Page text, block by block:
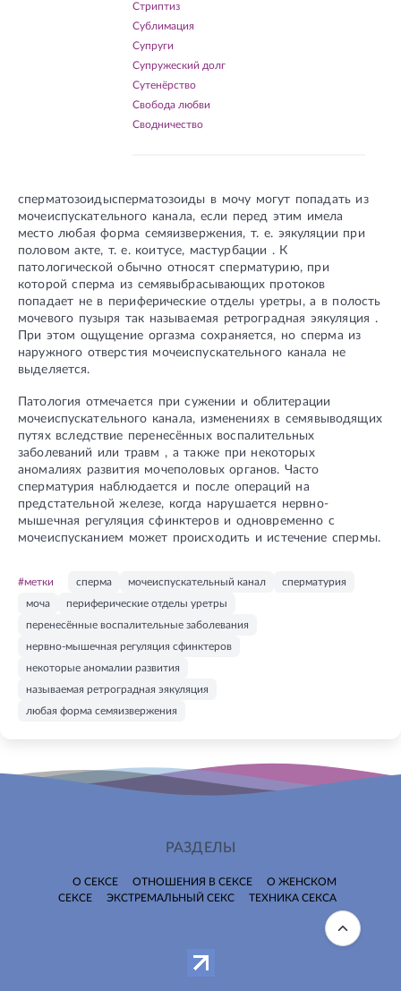
Стриптиз
Сублимация
Супруги
Супружеский долг
Сутенёрство
Свобода любви
Сводничество
сперматозоидысперматозоиды в мочу могут попадать из
мочеиспускательного канала, если перед этим имела
место любая форма семяизвержения, т. е. эякуляции при
половом акте, т. е. коитусе, мастурбации . К
патологической обычно относят сперматурию, при
которой сперма из семявыбрасывающих протоков
попадает не в периферические отделы уретры, а в полость
мочевого пузыря так называемая ретроградная эякуляция .
При этом ощущение оргазма сохраняется, но сперма из
наружного отверстия мочеиспускательного канала не
выделяется.
Патология отмечается при сужении и облитерации
мочеиспускательного канала, изменениях в семявыводящих
путях вследствие перенесённых воспалительных
заболеваний или травм , а также при некоторых
аномалиях развития мочеполовых органов. Часто
сперматурия наблюдается и после операций на
предстательной железе, когда нарушается нервно-
мышечная регуляция сфинктеров и одновременно с
мочеиспусканием может происходить и истечение спермы.
#метки сперма мочеиспускательный канал
сперматурия
моча
периферические отделы уретры
перенесённые воспалительные заболевания
нервно-мышечная регуляция сфинктеров
некоторые аномалии развития
называемая ретроградная эякуляция
любая форма семяизвержения
РАЗДЕЛЫ
О СЕКСЕ ОТНОШЕНИЯ В СЕКСЕ
О ЖЕНСКОМ
СЕКСЕ
ЭКСТРЕМАЛЬНЫЙ СЕКС ТЕХНИКА СЕКСА